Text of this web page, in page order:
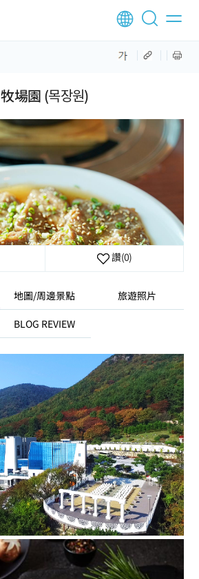
牧場園 (목장원)
讚(0)
地圖/周邊景點 旅遊照片
BLOG REVIEW